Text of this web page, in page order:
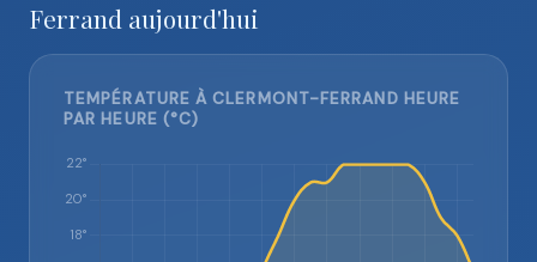
Ferrand aujourd'hui
TEMPÉRATURE À CLERMONT-FERRAND HEURE
PAR HEURE (°C)